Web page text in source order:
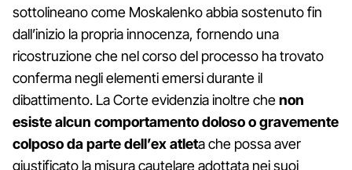
sottolineano come Moskalenko abbia sostenuto fin
dall’inizio la propria innocenza, fornendo una
ricostruzione che nel corso del processo ha trovato
conferma negli elementi emersi durante il
dibattimento. La Corte evidenzia inoltre chenon
esiste alcun comportamento doloso o gravemente
colposo da parte dell’ex atleta che possa aver
giustificato la misura cautelare adottata nei suoi